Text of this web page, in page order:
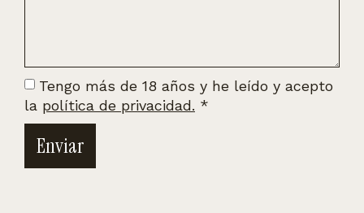
Tengo más de 18 años y he leído y acepto
la política de privacidad. *
Enviar